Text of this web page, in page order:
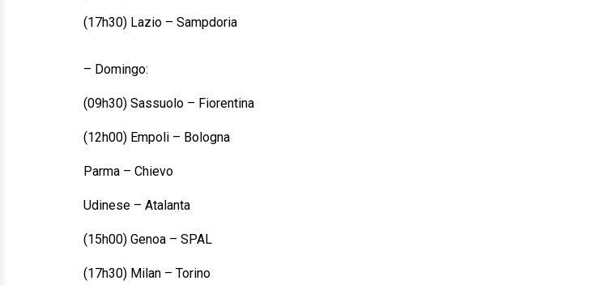
(17h30) Lazio – Sampdoria
– Domingo:
(09h30) Sassuolo – Fiorentina
(12h00) Empoli – Bologna
Parma – Chievo
Udinese – Atalanta
(15h00) Genoa – SPAL
(17h30) Milan – Torino